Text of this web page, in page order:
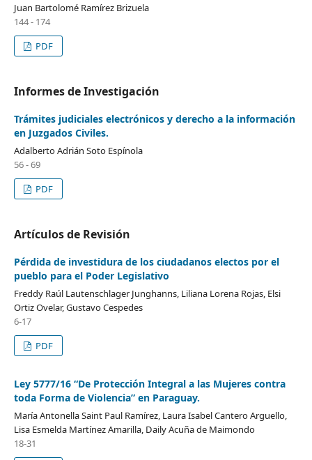
Juan Bartolomé Ramírez Brizuela
144 - 174
PDF
Informes de Investigación
Trámites judiciales electrónicos y derecho a la información
en Juzgados Civiles.
Adalberto Adrián Soto Espínola
56 - 69
PDF
Artículos de Revisión
Pérdida de investidura de los ciudadanos electos por el
pueblo para el Poder Legislativo
Freddy Raúl Lautenschlager Junghanns, Liliana Lorena Rojas, Elsi
Ortiz Ovelar, Gustavo Cespedes
6-17
PDF
Ley 5777/16 “De Protección Integral a las Mujeres contra
toda Forma de Violencia” en Paraguay.
María Antonella Saint Paul Ramírez, Laura Isabel Cantero Arguello,
Lisa Esmelda Martínez Amarilla, Daily Acuña de Maimondo
18-31